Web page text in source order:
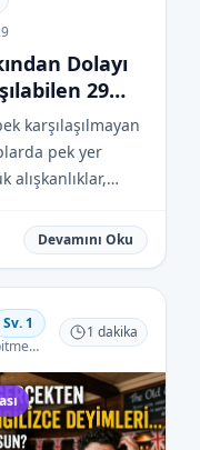
Dolayı
29
karşılaşılmayan
pek yer
alışkanlıklar,
Dünyanın farklı
paylaştığı
gerçek kültürel
bir araya
Devamını Oku
Sv. 1
1 dakika